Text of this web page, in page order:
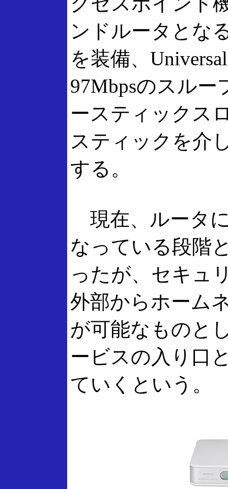
ンドルータとな
を装備、
97Mbpsのスル
ースティックス
スティックを介
する。
現在、ルータ
なっている段階
ったが、セキュ
外部からホーム
が可能なものと
ービスの入り口
ていくという。